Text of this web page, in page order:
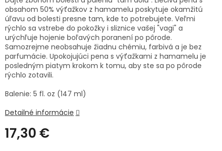
SENIORI
ZNAČKY
Prihlásenie
17,30 €
obsahom 50% výťažkov z hamamelu poskytuje okamžitú
úľavu od bolesti presne tam, kde to potrebujete. Veľmi
rýchlo sa vstrebe do pokožky i sliznice vašej "vagi" a
urýchľuje hojenie boľavých poranení po pôrode.
Samozrejme neobsahuje žiadnu chémiu, farbivá a je bez
parfumácie. Upokojujúci pena s výťažkami z hamamelu je
posledným piatym krokom k tomu, aby ste sa po pôrode
rýchlo zotavili.
Balenie: 5 fl. oz (147 ml)
Detailné informácie